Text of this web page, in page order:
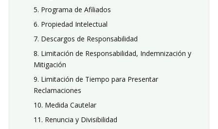
5. Programa de Afiliados
6. Propiedad Intelectual
7. Descargos de Responsabilidad
8. Limitación de Responsabilidad, Indemnización y
Mitigación
9. Limitación de Tiempo para Presentar
Reclamaciones
10. Medida Cautelar
11. Renuncia y Divisibilidad